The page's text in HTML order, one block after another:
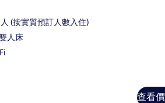
(按實質預訂人數入住)
人床
查看